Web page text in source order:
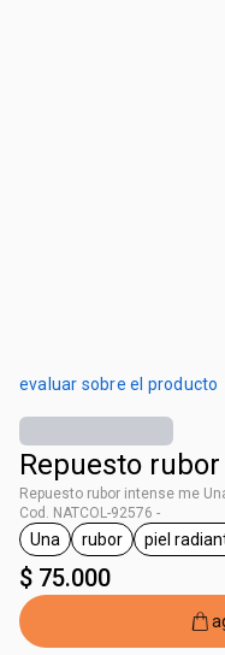
evaluar sobre el producto
Repuesto
Repuesto rubor intense me
Cod. NATCOL-92576 -
general.tag Una
Una
general.tag
rubor piel
$ 75.000